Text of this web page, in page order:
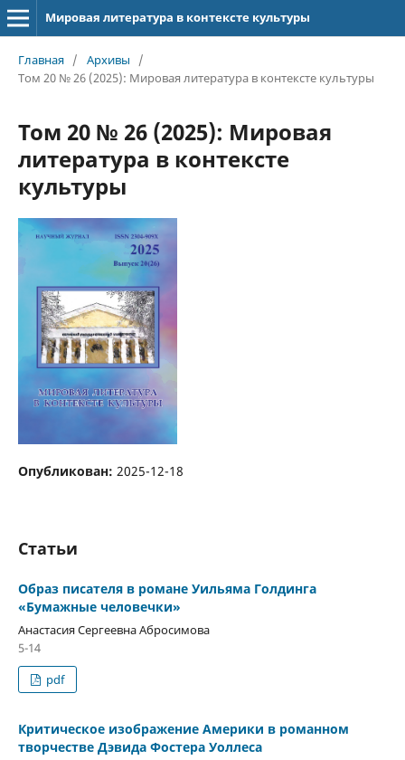
Мировая литература в контексте культуры
Главная / Архивы
/
Том 20 № 26 (2025): Мировая литература в контексте культуры
Том 20 № 26 (2025): Мировая
литература в контексте
культуры
Опубликован: 2025-12-18
Статьи
Образ писателя в романе Уильяма Голдинга
«Бумажные человечки»
Анастасия Сергеевна Абросимова
5-14
pdf
Критическое изображение Америки в романном
творчестве Дэвида Фостера Уоллеса